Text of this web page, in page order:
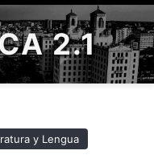
2.1
y Lengua